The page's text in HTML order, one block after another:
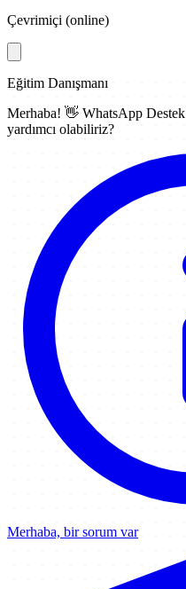
Çevrimiçi (online)
Eğitim Danışmanı
Merhaba! 👋 WhatsApp Destek
yardımcı olabiliriz?
Merhaba, bir sorum var